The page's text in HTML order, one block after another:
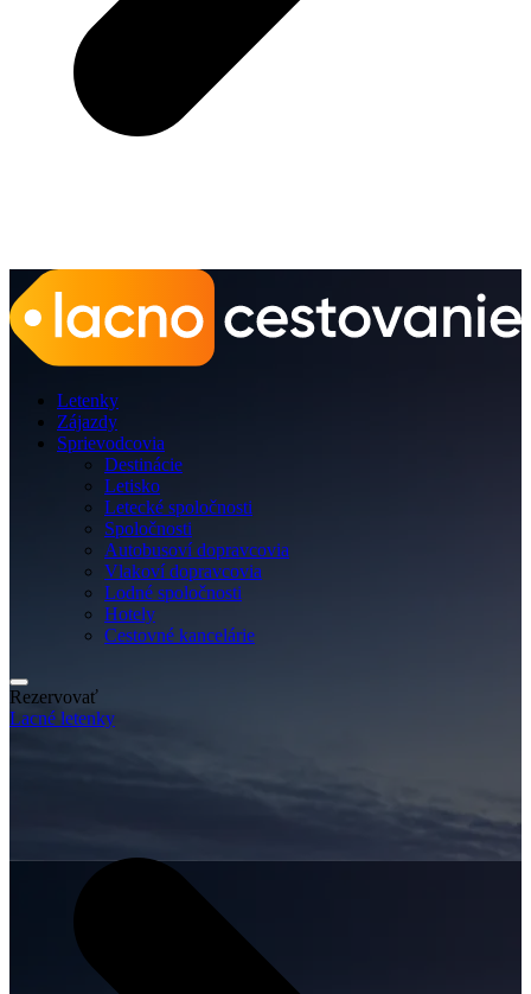
Letenky
Zájazdy
Sprievodcovia
Destinácie
Letisko
Letecké spoločnosti
Spoločnosti
Autobusoví dopravcovia
Vlakoví dopravcovia
Lodné spoločnosti
Hotely
Cestovné kancelárie
Rezervovať
Lacné letenky